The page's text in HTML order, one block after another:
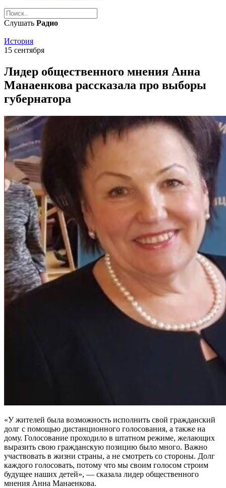
Слушать Радио
История
15 сентября
Лидер общественного мнения Анна
Манаенкова рассказала про выборы
губернатора
«У жителей была возможность исполнить свой гражданский
долг с помощью дистанционного голосования, а также на
дому. Голосование проходило в штатном режиме, желающих
выразить свою гражданскую позицию было много. Важно
участвовать в жизни страны, а не смотреть со стороны. Долг
каждого голосовать, потому что мы своим голосом строим
будущее наших детей», — сказала лидер общественного
мнения Анна Манаенкова.